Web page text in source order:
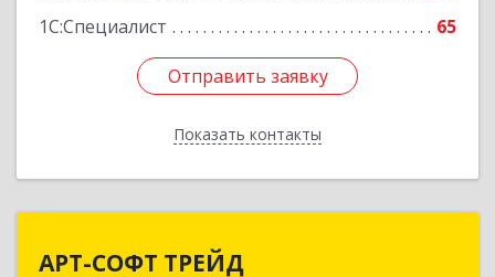
1С:Специалист
65
Отправить заявку
Показать контакты
Отправить заявку
Назад
АРТ-СОФТ ТРЕЙД